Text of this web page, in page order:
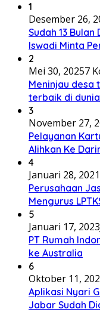
1
Desember 26,
Sudah 13
Iswadi Minta
2
Mei 30, 20257
Meninjau desa
terbaik di dunia
3
November 27,
Pelayanan
Alihkan Ke
4
Januari 28, 2021
Perusahaan
Mengurus
5
Januari 17, 2023
PT Rumah
ke Australia
6
Oktober 11,
Aplikasi Nyari
Jabar Sudah